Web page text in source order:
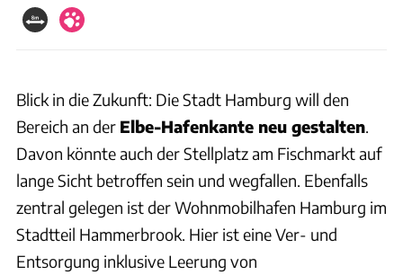
Blick in die Zukunft: Die Stadt Hamburg will den
Bereich an der Elbe-Hafenkante neu gestalten.
Davon könnte auch der Stellplatz am Fischmarkt auf
lange Sicht betroffen sein und wegfallen. Ebenfalls
zentral gelegen ist der Wohnmobilhafen Hamburg im
Stadtteil Hammerbrook. Hier ist eine Ver- und
Entsorgung inklusive Leerung von